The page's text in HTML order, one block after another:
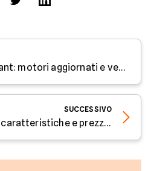
Nuova Audi A6 Avant: motori aggiornati e versione ibrida plug-in in arrivo - Parola all'esperto di Facile.it
SUCCESSIVO
Nuova Dacia Bigster: caratteristiche e prezzo - Parola all'esperto di Facile.it